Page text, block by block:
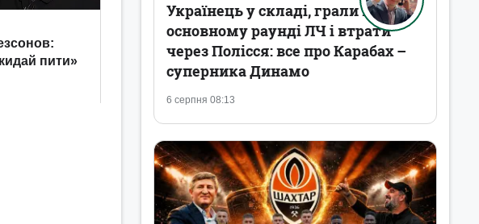
6 серпня 08:13
Українець у складі, грали в
основному раунді ЛЧ і втрати
через Полісся: все про Карабах –
суперника Динамо